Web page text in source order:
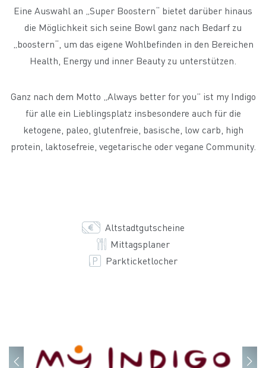
Eine Auswahl an „Super Boostern“ bietet darüber hinaus
die Möglichkeit sich seine Bowl ganz nach Bedarf zu
„boostern“, um das eigene Wohlbefinden in den Bereichen
Health, Energy und inner Beauty zu unterstützen.
Ganz nach dem Motto „Always better for you” ist my Indigo
für alle ein Lieblingsplatz insbesondere auch für die
ketogene, paleo, glutenfreie, basische, low carb, high
protein, laktosefreie, vegetarische oder vegane Community.
Altstadtgutscheine
Mittagsplaner
Parkticketlocher